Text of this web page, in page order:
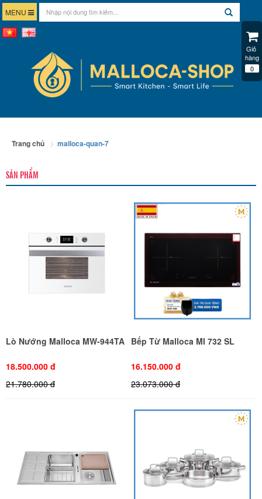
MENU
Trang chủ malloca-quan-7
SẢN PHẨM
Lò Nướng Malloca MW-944TA
18.500.000 đ
21.780.000 đ
Bếp Từ Malloca MI 732 SL
16.150.000 đ
23.073.000 đ
Giỏ
hàng
0